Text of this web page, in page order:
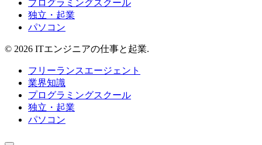
プログラミングスクール
独立・起業
パソコン
© 2026 ITエンジニアの仕事と起業.
フリーランスエージェント
業界知識
プログラミングスクール
独立・起業
パソコン